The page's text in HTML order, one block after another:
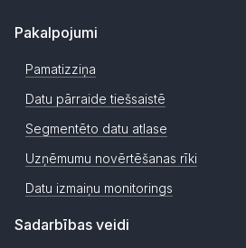
Pakalpojumi
Pamatizziņa
Datu pārraide tiešsaistē
Segmentēto datu atlase
Uzņēmumu novērtēšanas rīki
Datu izmaiņu monitorings
Sadarbības veidi